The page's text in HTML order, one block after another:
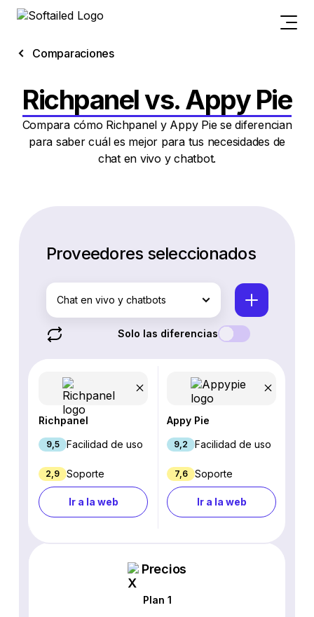
Comparaciones
Richpanel vs. Appy Pie
Compara cómo Richpanel y Appy Pie se diferencian
para saber cuál es mejor para tus necesidades de
chat en vivo y chatbot.
Proveedores seleccionados
Chat en vivo y chatbots
Solo las diferencias
Richpanel
9,5 Facilidad de uso
2,9 Soporte
Ir a la web
Appy Pie
9,2 Facilidad de uso
7,6 Soporte
Ir a la web
Precios
Plan 1